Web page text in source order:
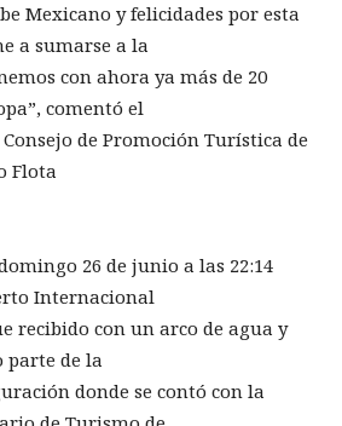
Mexicano y felicidades por esta
a sumarse a la
con ahora ya más de 20
comentó el
de Promoción Turística de
Flota
26 de junio a las 22:14
Internacional
recibido con un arco de agua y
parte de la
donde se contó con la